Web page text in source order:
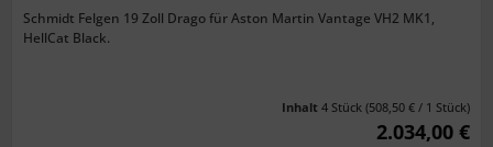
Schmidt Felgen 19 Zoll Drago für Aston Martin Vantage VH2 MK1,
HellCat Black.
Inhalt 4 Stück (508,50 € / 1 Stück)
2.034,00 €